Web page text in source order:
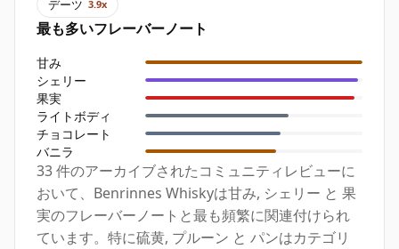
デーツ 3.9x
最も多いフレーバーノート
甘み
シェリー
果実
ライトボディ
チョコレート
バニラ
33 件のアーカイブされたコミュニティレビューに
おいて、Benrinnes Whiskyは甘み, シェリー と 果
実のフレーバーノートと最も頻繁に関連付けられ
ています。特に硫黄, プルーン と パンはカテゴリ